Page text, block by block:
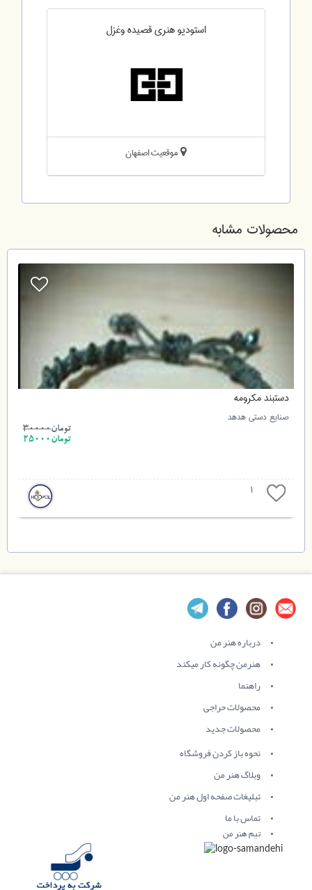
استودیو هنری قصیده وغزل
محصولات مشابه
دستبند مکرومه
صنایع دستی هدهد
تومان30000
تومان25000
1
درباره هنر من
هنرمن چگونه کار میکند
راهنما
محصولات حراجی
محصولات جدید
نحوه باز کردن فروشگاه
وبلاگ هنر من
تبلیغات صفحه اول هنر من
تماس با ما
تیم هنر من